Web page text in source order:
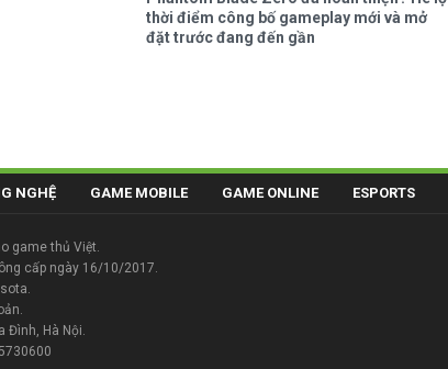
thời điểm công bố gameplay mới và mở
đặt trước đang đến gần
NGHỆ GAME MOBILE GAME ONLINE ESPORTS
game thủ Việt.
cấp ngày 16/10/2017.
Đình, Hà Nội.